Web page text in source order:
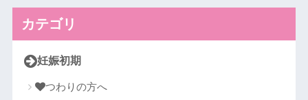
カテゴリ
妊娠初期
つわりの方へ